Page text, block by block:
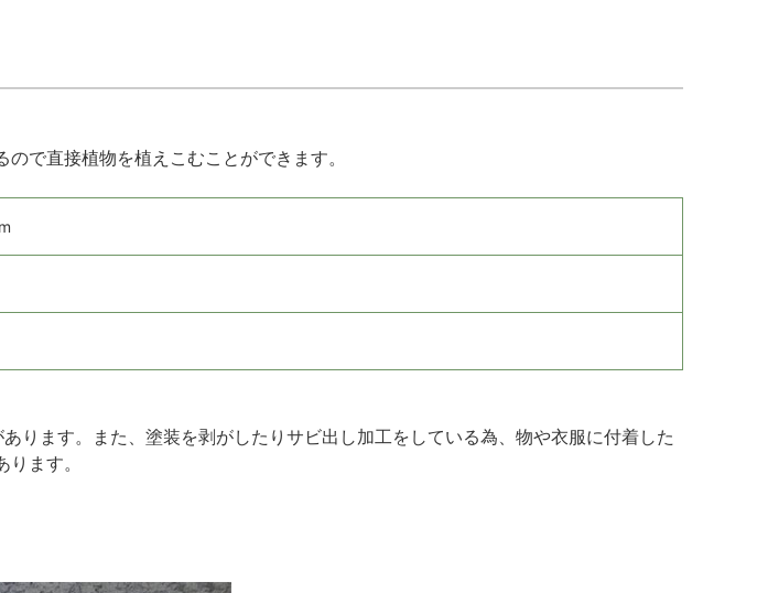
で直接植物を植えこむことができます。
ります。また、塗装を剥がしたりサビ出し加工をしている為、物や衣服に付着した
ます。